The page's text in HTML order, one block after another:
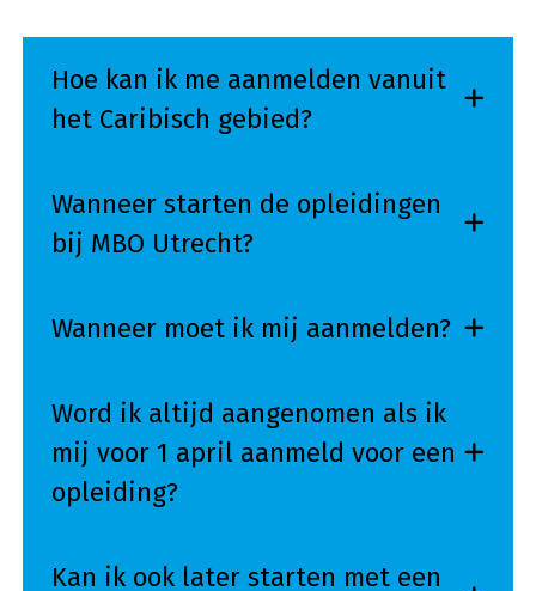
Hoe kan ik me aanmelden vanuit
het Caribisch gebied?
Wanneer starten de opleidingen
bij MBO Utrecht?
Wanneer moet ik mij aanmelden?
Word ik altijd aangenomen als ik
mij voor 1 april aanmeld voor een
opleiding?
Kan ik ook later starten met een